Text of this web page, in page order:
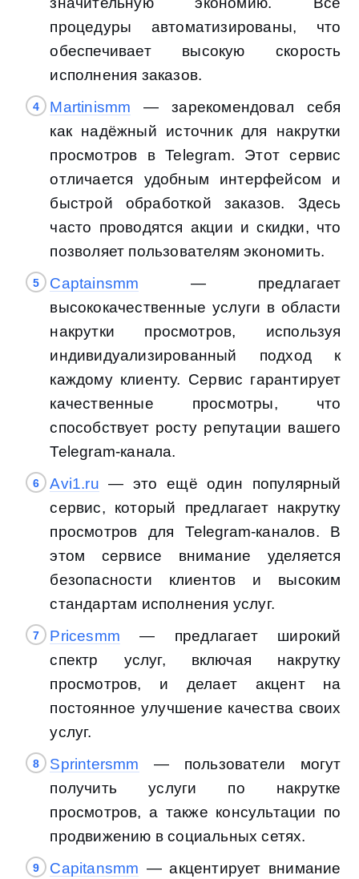
процедуры автоматизированы, что
обеспечивает высокую скорость
исполнения заказов.
Martinismm — зарекомендовал себя
как надёжный источник для накрутки
просмотров в Telegram. Этот сервис
отличается удобным интерфейсом и
быстрой обработкой заказов. Здесь
часто проводятся акции и скидки, что
позволяет пользователям экономить.
Captainsmm — предлагает
высококачественные услуги в области
накрутки просмотров, используя
индивидуализированный подход к
каждому клиенту. Сервис гарантирует
качественные просмотры, что
способствует росту репутации вашего
Telegram-канала.
Avi1.ru — это ещё один популярный
сервис, который предлагает накрутку
просмотров для Telegram-каналов. В
этом сервисе внимание уделяется
безопасности клиентов и высоким
стандартам исполнения услуг.
Pricesmm — предлагает широкий
спектр услуг, включая накрутку
просмотров, и делает акцент на
постоянное улучшение качества своих
услуг.
Sprintersmm — пользователи могут
получить услуги по накрутке
просмотров, а также консультации по
продвижению в социальных сетях.
Capitansmm — акцентирует внимание